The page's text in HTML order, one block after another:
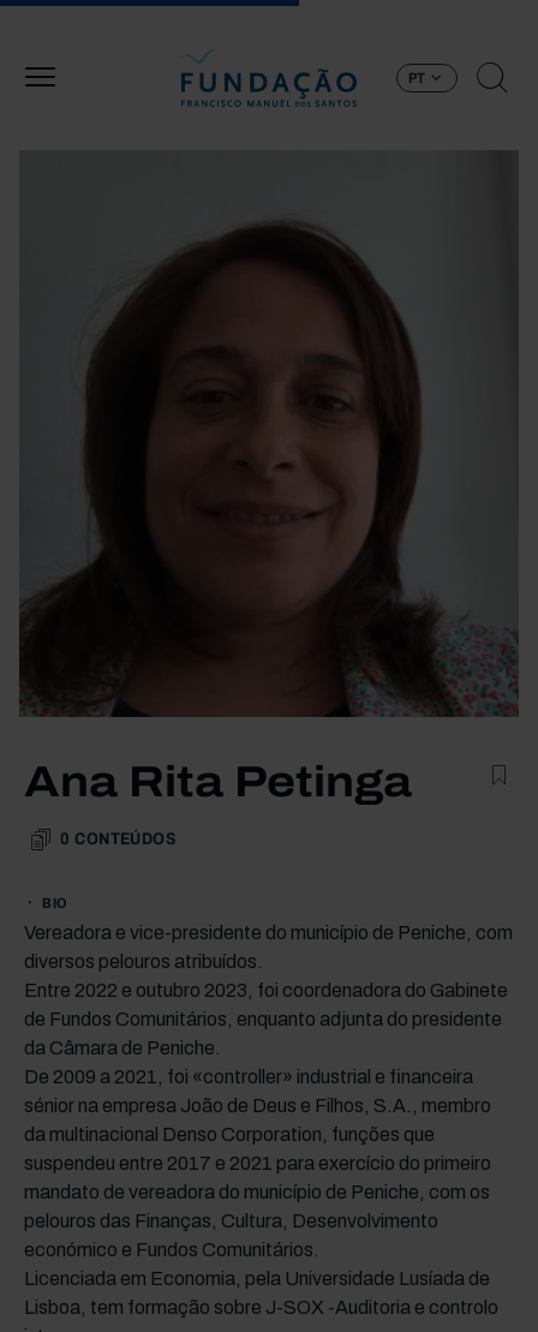
PT
Ana Rita Petinga
0 CONTEÚDOS
BIO
Vereadora e vice-presidente do município de Peniche, com
diversos pelouros atribuídos.
Entre 2022 e outubro 2023, foi coordenadora do Gabinete
de Fundos Comunitários, enquanto adjunta do presidente
da Câmara de Peniche.
De 2009 a 2021, foi «controller» industrial e financeira
sénior na empresa João de Deus e Filhos, S.A., membro
da multinacional Denso Corporation, funções que
suspendeu entre 2017 e 2021 para exercício do primeiro
mandato de vereadora do município de Peniche, com os
pelouros das Finanças, Cultura, Desenvolvimento
económico e Fundos Comunitários.
Licenciada em Economia, pela Universidade Lusíada de
Lisboa, tem formação sobre J-SOX -Auditoria e controlo